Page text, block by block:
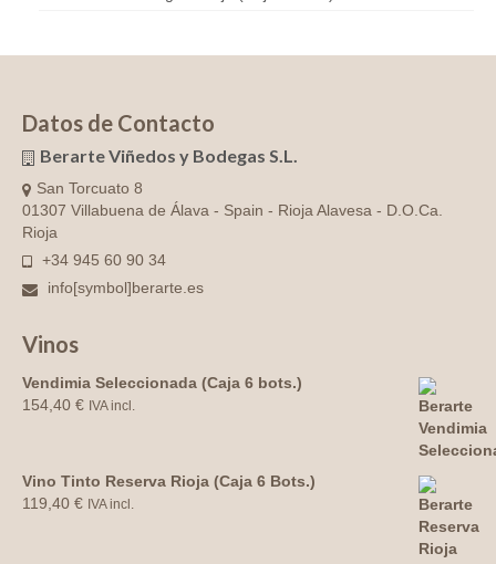
Datos de Contacto
Berarte Viñedos y Bodegas S.L.
San Torcuato 8
01307 Villabuena de Álava - Spain - Rioja Alavesa - D.O.Ca.
Rioja
+34 945 60 90 34
info[symbol]berarte.es
Vinos
Vendimia Seleccionada (Caja 6 bots.)
154,40 € IVA incl.
Vino Tinto Reserva Rioja (Caja 6 Bots.)
119,40 € IVA incl.